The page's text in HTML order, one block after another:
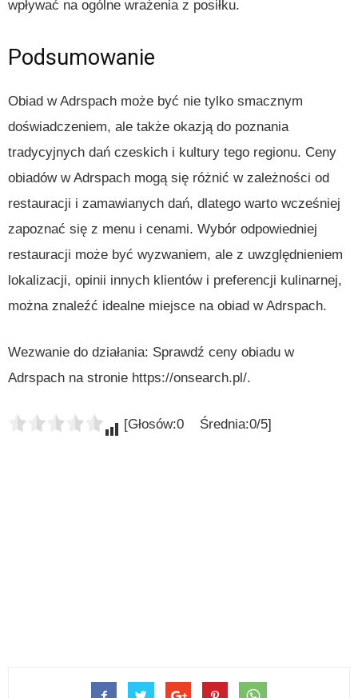
wpływać na ogólne wrażenia z posiłku.
Podsumowanie
Obiad w Adrspach może być nie tylko smacznym
doświadczeniem, ale także okazją do poznania
tradycyjnych dań czeskich i kultury tego regionu. Ceny
obiadów w Adrspach mogą się różnić w zależności od
restauracji i zamawianych dań, dlatego warto wcześniej
zapoznać się z menu i cenami. Wybór odpowiedniej
restauracji może być wyzwaniem, ale z uwzględnieniem
lokalizacji, opinii innych klientów i preferencji kulinarnej,
można znaleźć idealne miejsce na obiad w Adrspach.
Wezwanie do działania: Sprawdź ceny obiadu w
Adrspach na stronie https://onsearch.pl/.
[Głosów:0 Średnia:0/5]